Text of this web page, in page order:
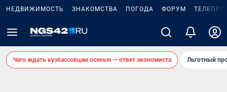
НЕДВИЖИМОСТЬ ЗНАКОМСТВА ПОГОДА ФОРУМ
Чего ждать кузбассовцам осенью — ответ экономиста Льготный